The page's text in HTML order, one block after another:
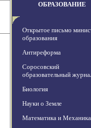
ОБРАЗОВАНИЕ
Открытое письмо
образования
Антиреформа
Соросовский
образовательный
Биология
Науки о Земле
Математика и Механика